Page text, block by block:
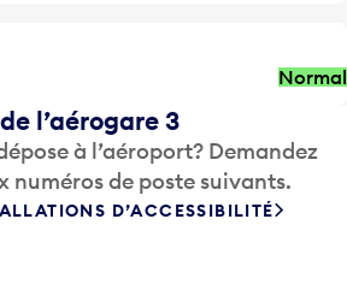
Normal
l’aérogare 3
à l’aéroport? Demandez
numéros de poste suivants.
D’ACCESSIBILITÉ